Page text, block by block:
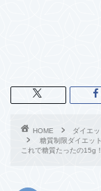
HOME
ダイエッ
糖質制限ダイエッ
これで糖質たったの15g！